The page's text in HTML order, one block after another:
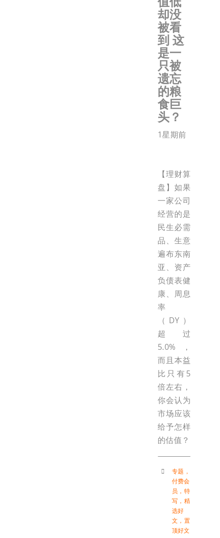
却没
被看
到 这
是一
只被
遗忘
的粮
食巨
头？
1星期前
【理财算
盘】如果
一家公司
经营的是
民生必需
品、生意
遍布东南
亚、资产
负债表健
康、周息
率
（DY）
超过
5.0%，
而且本益
比只有5
倍左右，
你会认为
市场应该
给予怎样
的估值？
专题 ，
付费会
员 ， 特
写 ， 精
选好
文 ， 置
顶好文